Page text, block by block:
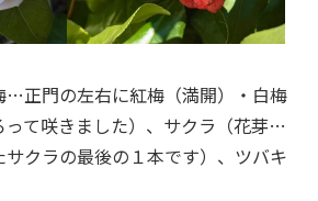
…正門の左右に紅梅（満開）・白梅
って咲きました）、サクラ（花芽…
クラの最後の１本です）、ツバキ